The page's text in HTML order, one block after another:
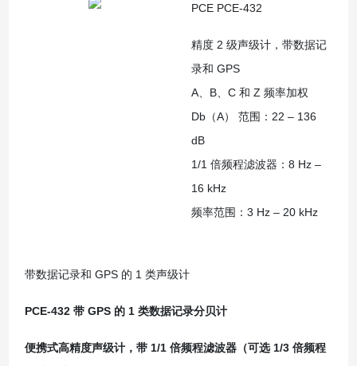
PCE PCE-432
精度 2 级声级计，带数据记
录和 GPS
A、B、C 和 Z 频率加权
Db（A） 范围：22 – 136
dB
1/1 倍频程滤波器：8 Hz –
16 kHz
频率范围：3 Hz – 20 kHz
带数据记录和 GPS 的 1 类声级计
PCE-432 带 GPS 的 1 类数据记录分贝计
便携式高精度声级计，带 1/1 倍频程滤波器（可选 1/3 倍频程